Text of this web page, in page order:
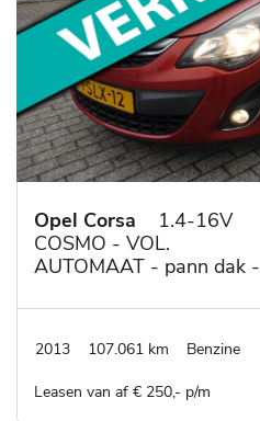
Opel Corsa
1.4-16V
COSMO - VOL.
AUTOMAAT - pann dak -
-stoel/stuurverwarming
2013 107.061 km Benzine
Leasen van af € 250,- p/m